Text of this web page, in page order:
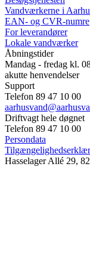
Vandværkerne i
EAN- og CVR-numre
For leverandører
Lokale vandværker
Åbningstider
Mandag - fredag kl.
akutte henvendelser
Support
Telefon 89 47 10 00
Driftvagt hele døgnet
Telefon 89 47 10 00
Persondata
Hasselager Allé 29,